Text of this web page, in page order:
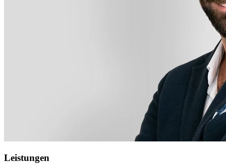
Leistungen